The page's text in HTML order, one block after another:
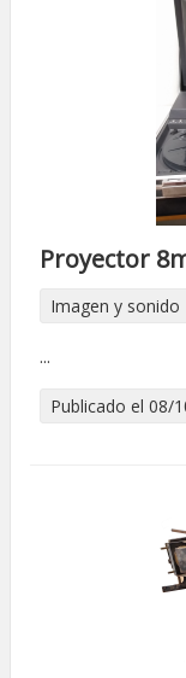
Proyector
Imagen y sonido
...
Publicado el 08/